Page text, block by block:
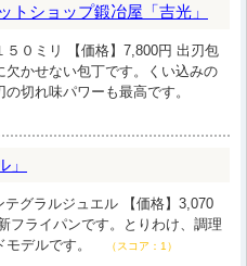
トショップ鍛冶屋「吉光」
５０ミリ 【価格】7,800円 出刃包
かせない包丁です。くい込みの
切れ味パワーも最高です。
テグラルジュエル 【価格】3,070
フライパンです。とりわけ、調理
デルです。
（スコア：1）